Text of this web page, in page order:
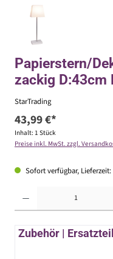
Papierstern/
zackig D:43cm
StarTrading
43,99 €*
Inhalt: 1 Stück
Preise inkl. MwSt. zzgl.
Sofort verfügbar,
Zubehör |